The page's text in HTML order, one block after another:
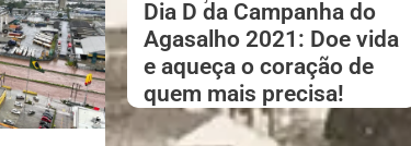
Dia D da Campanha do
Agasalho 2021: Doe vida
e aqueça o coração de
quem mais precisa!